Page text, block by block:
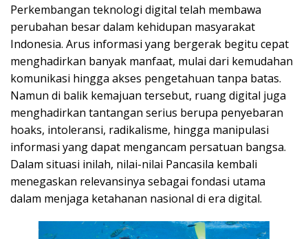
Perkembangan teknologi digital telah membawa
perubahan besar dalam kehidupan masyarakat
Indonesia. Arus informasi yang bergerak begitu cepat
menghadirkan banyak manfaat, mulai dari kemudahan
komunikasi hingga akses pengetahuan tanpa batas.
Namun di balik kemajuan tersebut, ruang digital juga
menghadirkan tantangan serius berupa penyebaran
hoaks, intoleransi, radikalisme, hingga manipulasi
informasi yang dapat mengancam persatuan bangsa.
Dalam situasi inilah, nilai-nilai Pancasila kembali
menegaskan relevansinya sebagai fondasi utama
dalam menjaga ketahanan nasional di era digital.